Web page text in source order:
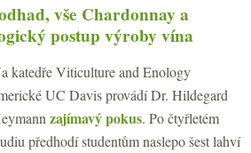
vše Chardonnay a
postup výroby vína
katedře Viticulture and Enology
UC Davis provádí Dr. Hildegard
zajímavý pokus. Po čtyřletém
předhodí studentům naslepo šest lahví